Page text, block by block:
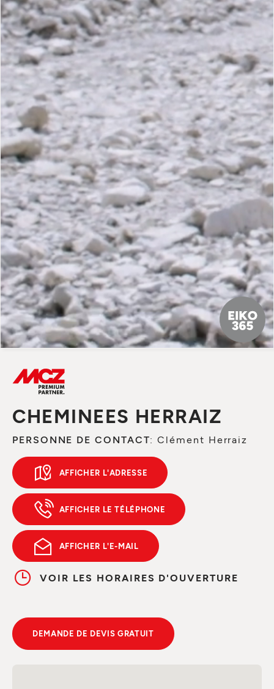
CHEMINEES HERRAIZ
PERSONNE DE CONTACT: Clément Herraiz
AFFICHER L'ADRESSE
AFFICHER LE TÉLÉPHONE
AFFICHER L'E-MAIL
VOIR LES HORAIRES D'OUVERTURE
DEMANDE DE DEVIS GRATUIT